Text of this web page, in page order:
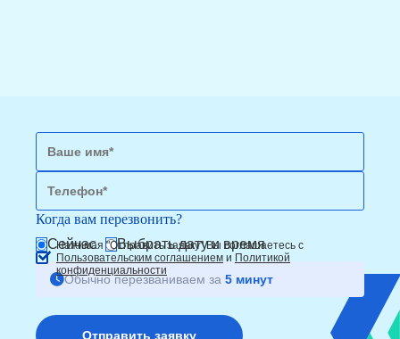
Когда вам перезвонить?
Сейчас
Выбрать дату и время
Обычно перезваниваем за 5 минут
Нажимая "Отправить заявку" Вы соглашаетесь с
Пользовательским соглашением и Политикой
конфиденциальности